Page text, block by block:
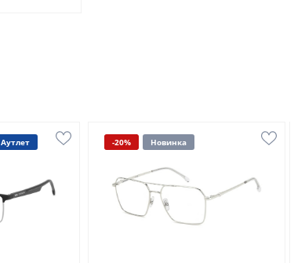
Аутлет -20% Новинка